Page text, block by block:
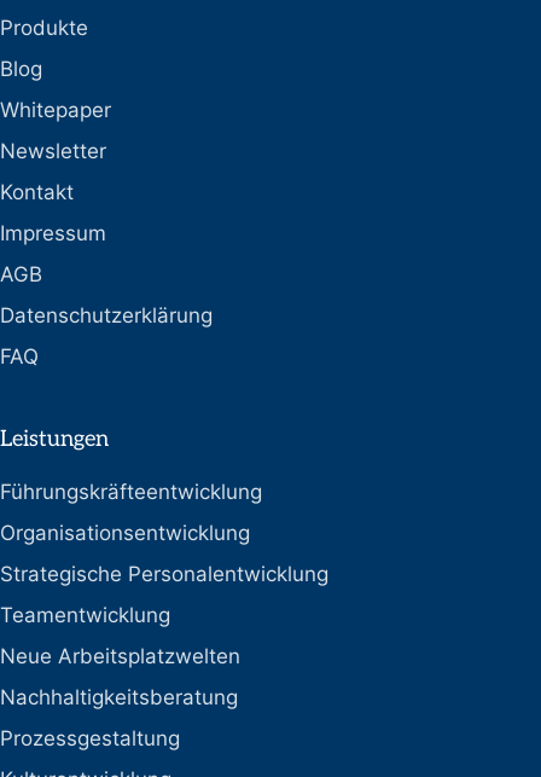
Produkte
Blog
Whitepaper
Newsletter
Kontakt
Impressum
AGB
Datenschutzerklärung
FAQ
Leistungen
Führungskräfteentwicklung
Organisationsentwicklung
Strategische Personalentwicklung
Teamentwicklung
Neue Arbeitsplatzwelten
Nachhaltigkeitsberatung
Prozessgestaltung